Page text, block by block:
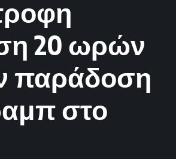
20 ωρών
παράδοση
στο